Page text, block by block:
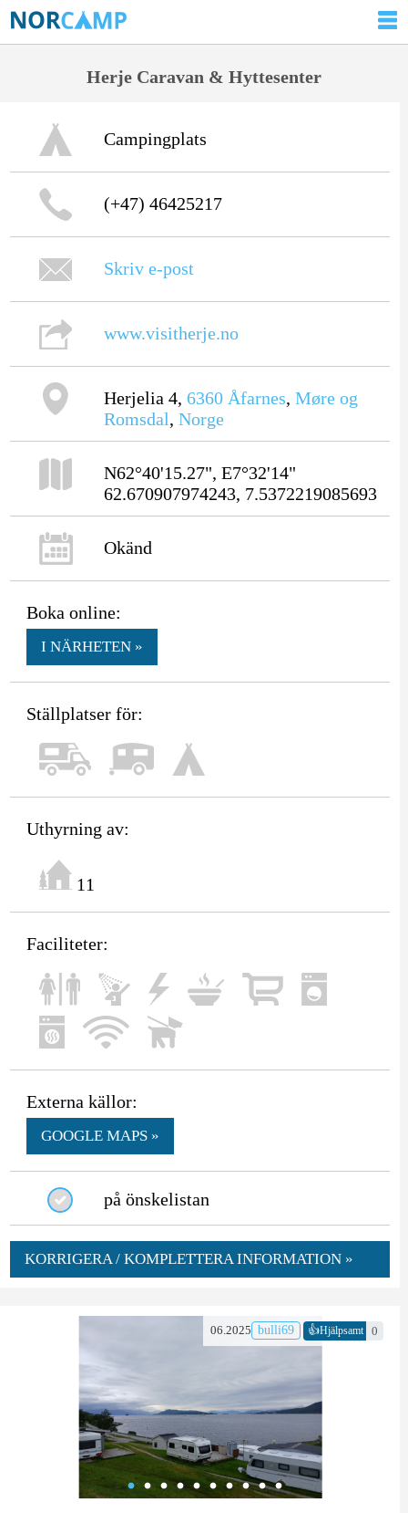
Herje Caravan & Hyttesenter
Campingplats
(+47) 46425217
Skriv e-post
www.visitherje.no
Herjelia 4, 6360 Åfarnes, Møre og
Romsdal, Norge
N62°40'15.27", E7°32'14"
62.670907974243, 7.5372219085693
Okänd
Boka online:
I NÄRHETEN »
Ställplatser för:
Uthyrning av:
11
Faciliteter:
Externa källor:
GOOGLE MAPS »
på önskelistan
KORRIGERA / KOMPLETTERA INFORMATION »
06.2025 bulli69 👍Hjälpsamt 0